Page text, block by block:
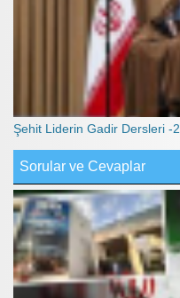
Şehit Liderin Gadir Dersleri -2
Sorular ve Cevaplar